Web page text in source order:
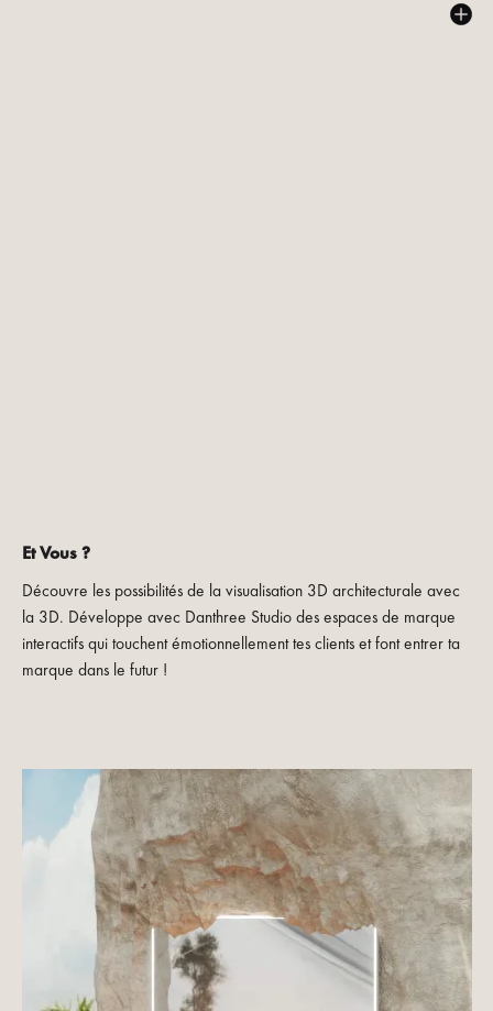
Et Vous ?
Découvre les possibilités de la visualisation 3D architecturale avec
la 3D. Développe avec Danthree Studio des espaces de marque
interactifs qui touchent émotionnellement tes clients et font entrer ta
marque dans le futur !